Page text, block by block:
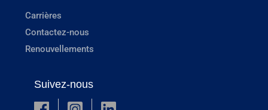
Carrières
Contactez-nous
Renouvellements
Suivez-nous